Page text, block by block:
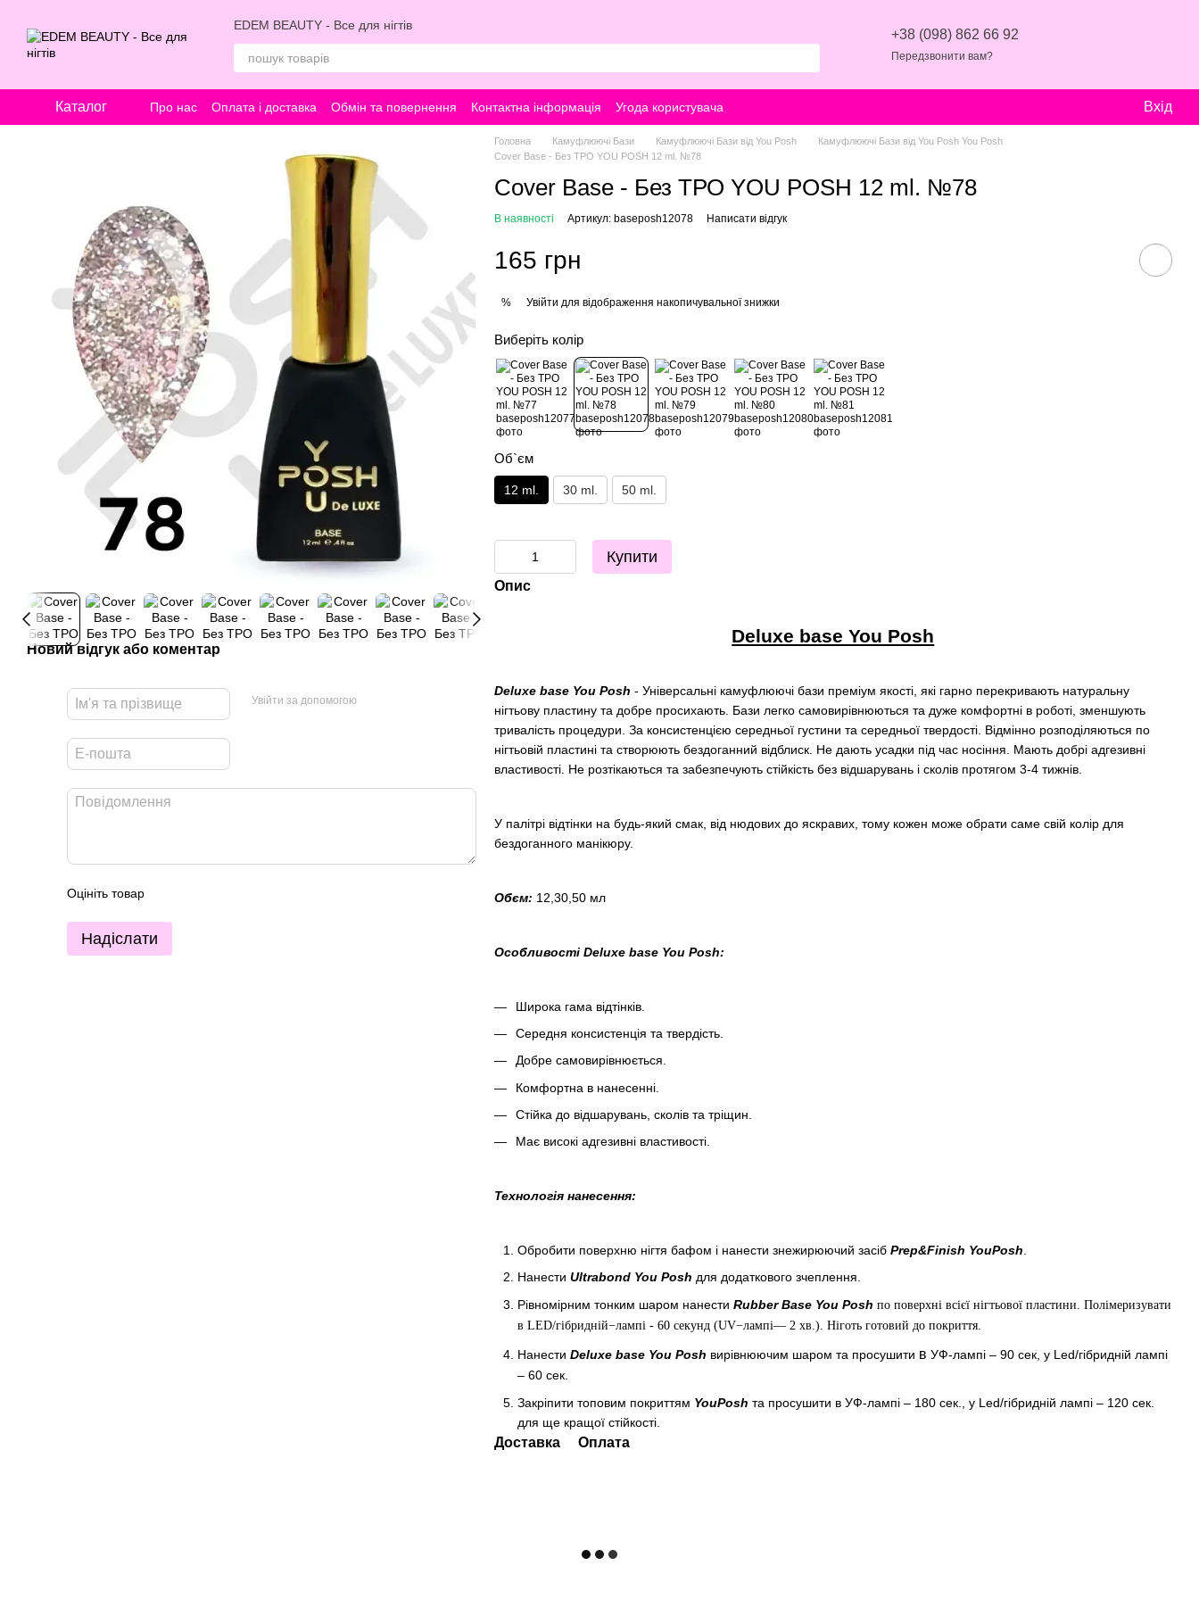
EDEM BEAUTY - Все для нігтів
+38 (098) 862 66 92
Передзвонити вам?
Каталог Про нас Оплата і доставка Обмін та повернення Контактна інформація Угода користувача Вхід
Новий відгук або коментар
Увійти за допомогою
Оцініть товар
Надіслати
Головна Камуфлюючі Бази Камуфлюючі Бази від You Posh
Камуфлюючі Бази від You Posh You Posh
Cover Base - Без ТРО YOU POSH 12 ml. №78
Cover Base - Без ТРО YOU POSH 12 ml. №78
В наявності Артикул: baseposh12078 Написати відгук
165 грн
% Увійти для відображення накопичувальної знижки
Виберіть колір
Об`єм
12 ml. 30 ml. 50 ml.
Купити
Опис
Deluxe base You Posh
Deluxe base You Posh - Універсальні камуфлюючі бази преміум якості, які гарно перекривають натуральну
нігтьову пластину та добре просихають. Бази легко самовирівнюються та дуже комфортні в роботі, зменшують
тривалість процедури. За консистенцією середньої густини та середньої твердості. Відмінно розподіляються по
нігтьовій пластині та створюють бездоганний відблиск. Не дають усадки під час носіння. Мають добрі адгезивні
властивості. Не розтікаються та забезпечують стійкість без відшарувань і сколів протягом 3-4 тижнів.
У палітрі відтінки на будь-який смак, від нюдових до яскравих, тому кожен може обрати саме свій колір для
бездоганного манікюру.
Обєм: 12,30,50 мл
Особливості Deluxe base You Posh:
Широка гама відтінків.
Середня консистенція та твердість.
Добре самовирівнюється.
Комфортна в нанесенні.
Стійка до відшарувань, сколів та тріщин.
Має високі адгезивні властивості.
Технологія нанесення:
Обробити поверхню нігтя бафом і нанести знежирюючий засіб Prep&Finish YouPosh
Нанести Ultrabond You Posh для додаткового зчеплення.
Рівномірним тонким шаром нанести Rubber Base You Posh по поверхні всієї нігтьової пластини. Полімеризувати
в LED/гібридній−лампі - 60 секунд (UV−лампі— 2 хв.). Ніготь готовий до покриття.
Нанести Deluxe base You Posh вирівнюючим шаром та просушити в УФ-лампі – 90 сек, у Led/гібридній лампі
– 60 сек.
Закріпити топовим покриттям YouPosh та просушити в УФ-лампі – 180 сек., у Led/гібридній лампі – 120 сек.
для ще кращої стійкості.
Доставка Оплата